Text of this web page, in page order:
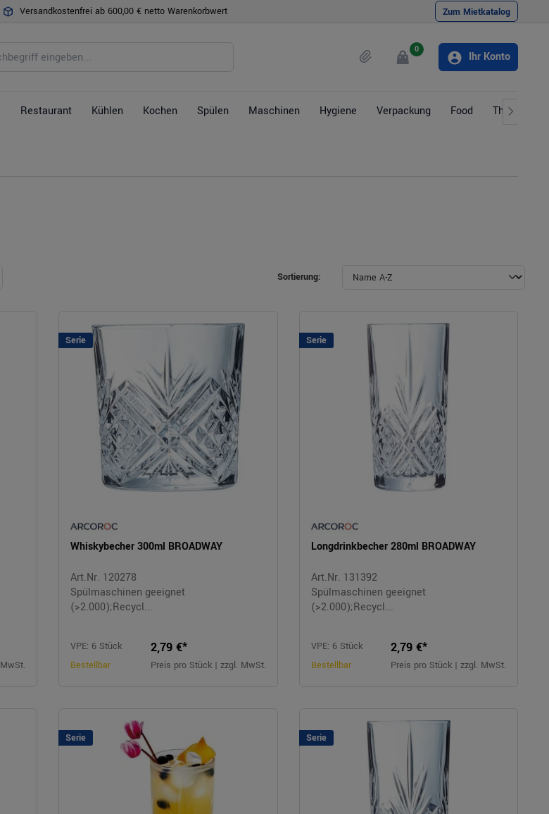
Versandkostenfrei ab 600,00 € netto Warenkorbwert Zum Mietkatalog
0
Ihr Konto
Restaurant Kühlen Kochen Spülen Maschinen Hygiene Verpackung Food Themen
Sortierung:
Serie
Whiskybecher 300ml BROADWAY
Art.Nr. 120278
Spülmaschinen geeignet
(>2.000);Recycl...
VPE: 6 Stück
Bestellbar
2,79 €*
Preis pro Stück | zzgl. MwSt.
Serie
Longdrinkbecher 280ml BROADWAY
Art.Nr. 131392
Spülmaschinen geeignet
(>2.000);Recycl...
VPE: 6 Stück
Bestellbar
2,79 €*
Preis pro Stück | zzgl. MwSt.
Serie Serie